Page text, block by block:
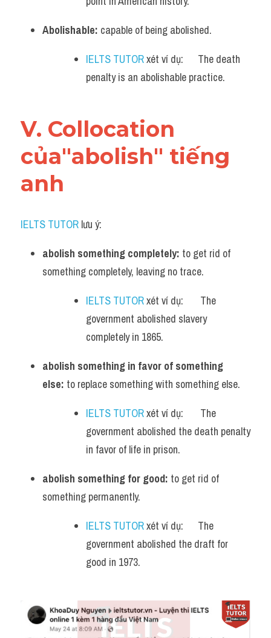
Abolishable: capable of being abolished.
IELTS TUTOR xét ví dụ:      The death
penalty is an abolishable practice.
V. Collocation
của"abolish" tiếng
anh
IELTS TUTOR lưu ý:
abolish something completely: to get rid of
something completely, leaving no trace.
IELTS TUTOR xét ví dụ:       The
government abolished slavery
completely in 1865.
abolish something in favor of something
else: to replace something with something else.
IELTS TUTOR xét ví dụ:       The
government abolished the death penalty
in favor of life in prison.
abolish something for good: to get rid of
something permanently.
IELTS TUTOR xét ví dụ:      The
government abolished the draft for
good in 1973.